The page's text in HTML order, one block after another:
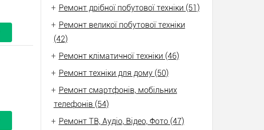
+ Ремонт дрібної побутової техніки (51)
+ Ремонт великої побутової техніки
(42)
+ Ремонт кліматичної техніки (46)
+ Ремонт техніки для дому (50)
+ Ремонт смартфонів, мобільних
телефонів (54)
+ Ремонт ТВ, Аудіо, Відео, Фото (47)